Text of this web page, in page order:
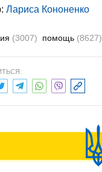
Лариса Кононенко
(3007) помощь (8627)